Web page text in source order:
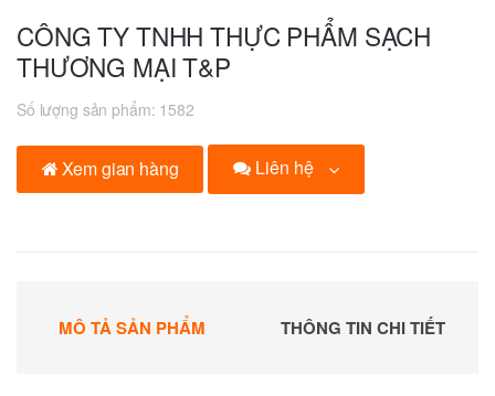
CÔNG TY TNHH THỰC PHẨM SẠCH
THƯƠNG MẠI T&P
Số lượng sản phẩm: 1582
Xem gian hàng Liên hệ
MÔ TẢ SẢN PHẨM THÔNG TIN CHI TIẾT